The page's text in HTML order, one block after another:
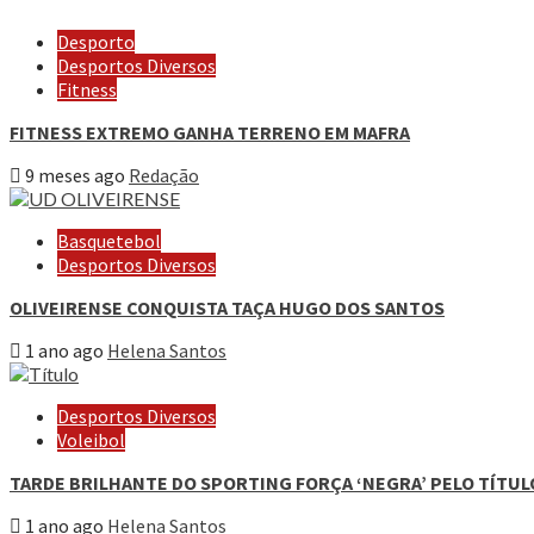
Desporto
Desportos Diversos
Fitness
FITNESS EXTREMO GANHA TERRENO EM MAFRA
9 meses ago Redação
Basquetebol
Desportos Diversos
OLIVEIRENSE CONQUISTA TAÇA HUGO DOS SANTOS
1 ano ago Helena Santos
Desportos Diversos
Voleibol
TARDE BRILHANTE DO SPORTING FORÇA ‘NEGRA’ PELO
1 ano ago Helena Santos